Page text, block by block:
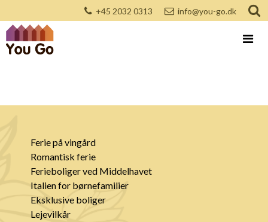
+45 2032 0313 info@you-go.dk
Ferie på vingård
Romantisk ferie
Ferieboliger ved Middelhavet
Italien for børnefamilier
Eksklusive boliger
Lejevilkår